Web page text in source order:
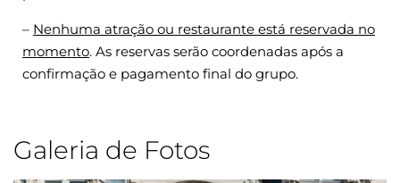
– Nenhuma atração ou restaurante está reservada no
momento. As reservas serão coordenadas após a
confirmação e pagamento final do grupo.
Galeria de Fotos